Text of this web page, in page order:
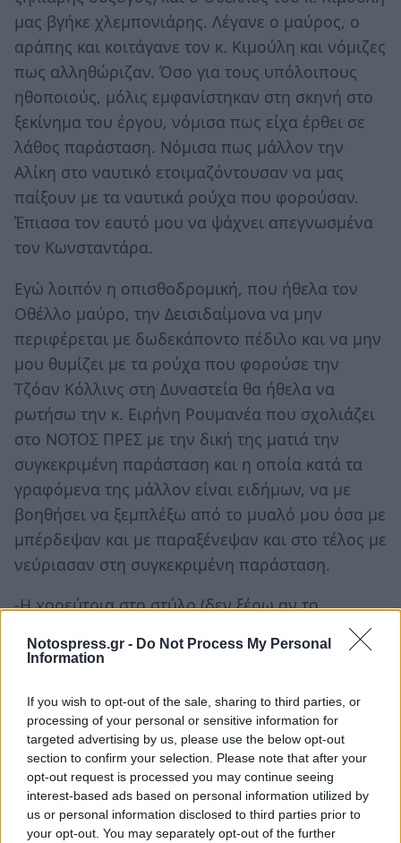
Notospress.gr - Do Not Process My Personal
Information
If you wish to opt-out of the sale, sharing to third parties, or
processing of your personal or sensitive information for
targeted advertising by us, please use the below opt-out
section to confirm your selection. Please note that after your
opt-out request is processed you may continue seeing
interest-based ads based on personal information utilized by
us or personal information disclosed to third parties prior to
your opt-out. You may separately opt-out of the further
μας βγήκε χλεμπονιάρης. Λέγανε ο μαύρος, ο
αράπης και κοιτάγανε τον κ. Κιμούλη και νόμιζες
πως αλληθώριζαν. Όσο για τους υπόλοιπους
ηθοποιούς, μόλις εμφανίστηκαν στη σκηνή στο
ξεκίνημα του έργου, νόμισα πως είχα έρθει σε
λάθος παράσταση. Νόμισα πως μάλλον την
Αλίκη στο ναυτικό ετοιμαζόντουσαν να μας
παίξουν με τα ναυτικά ρούχα που φορούσαν.
Έπιασα τον εαυτό μου να ψάχνει απεγνωσμένα
τον Κωνσταντάρα.
Εγώ λοιπόν η οπισθοδρομική, που ήθελα τον
Οθέλλο μαύρο, την Δεισιδαίμονα να μην
περιφέρεται με δωδεκάποντο πέδιλο και να μην
μου θυμίζει με τα ρούχα που φορούσε την
Τζόαν Κόλλινς στη Δυναστεία θα ήθελα να
ρωτήσω την κ. Ειρήνη Ρουμανέα που σχολιάζει
στο ΝΟΤΟΣ ΠΡΕΣ με την δική της ματιά την
συγκεκριμένη παράσταση και η οποία κατά τα
γραφόμενα της μάλλον είναι ειδήμων, να με
βοηθήσει να ξεμπλέξω από το μυαλό μου όσα με
μπέρδεψαν και με παραξένεψαν και στο τέλος με
νεύριασαν στη συγκεκριμένη παράσταση.
-Η χορεύτρια στο στύλο (δεν ξέρω αν το
εκφράζω σωστά, αλλά παρέπεμπε σε αλλοδαπή
…καλλιτέχνιδα… του στριπτίζ ), η καλλίτεχνις με
ρυθμούς, το δημοσιογραφικό μαγνητοφωνάκι ,
το laptop του Οθέλλου, το πακέτο με τα τσιγάρα
του Ιάγου, τα βαλς ή ταγκό (συγνώμη δεν
θυμάμαι ακριβώς) και ότι άλλο αμελητέο δεν
συγκράτησε η εκνευρισμένη μνήμη μου, τι
ακριβώς προσέφεραν ή πρόσθεσαν σε ένα από